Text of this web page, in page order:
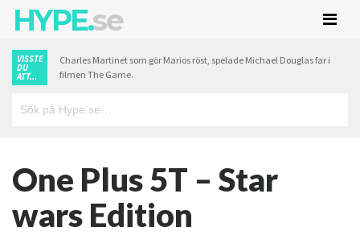
HYPE.se
VISSTE
DU
ATT...
Charles Martinet som gör Marios röst, spelade Michael Douglas far i
filmen The Game.
One Plus 5T – Star
wars Edition